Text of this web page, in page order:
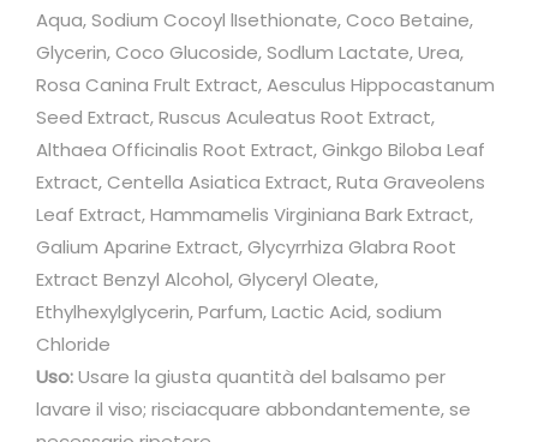
c
o
n
t
e
n
d
e
n
z
a
a
r
Aqua, Sodium Cocoyl lIsethionate, Coco Betaine,
Glycerin, Coco Glucoside, Sodlum Lactate, Urea,
Rosa Canina Frult Extract, Aesculus Hippocastanum
Seed Extract, Ruscus Aculeatus Root Extract,
Althaea Officinalis Root Extract, Ginkgo Biloba Leaf
Extract, Centella Asiatica Extract, Ruta Graveolens
Leaf Extract, Hammamelis Virginiana Bark Extract,
Galium Aparine Extract, Glycyrrhiza Glabra Root
Extract Benzyl Alcohol, Glyceryl Oleate,
Ethylhexylglycerin, Parfum, Lactic Acid, sodium
Chloride
Uso:Usare la giusta quantità del balsamo per
lavare il viso; risciacquare abbondantemente, se